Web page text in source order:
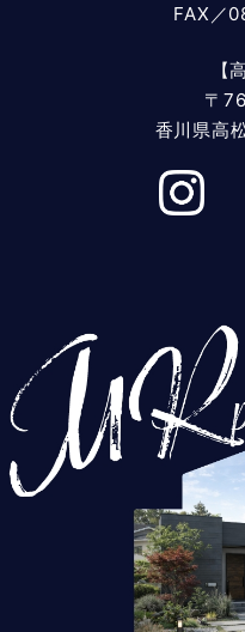
FAX／
【
〒
香川県高